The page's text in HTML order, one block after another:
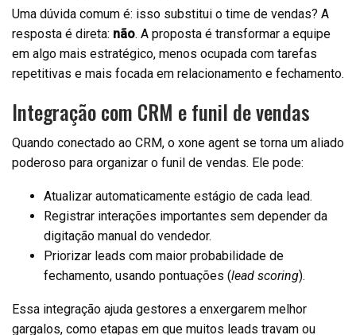
Uma dúvida comum é: isso substitui o time de vendas? A
resposta é direta: não. A proposta é transformar a equipe
em algo mais estratégico, menos ocupada com tarefas
repetitivas e mais focada em relacionamento e fechamento.
Integração com CRM e funil de vendas
Quando conectado ao CRM, o xone agent se torna um aliado
poderoso para organizar o funil de vendas. Ele pode:
Atualizar automaticamente estágio de cada lead.
Registrar interações importantes sem depender da
digitação manual do vendedor.
Priorizar leads com maior probabilidade de
fechamento, usando pontuações (lead scoring).
Essa integração ajuda gestores a enxergarem melhor
gargalos, como etapas em que muitos leads travam ou